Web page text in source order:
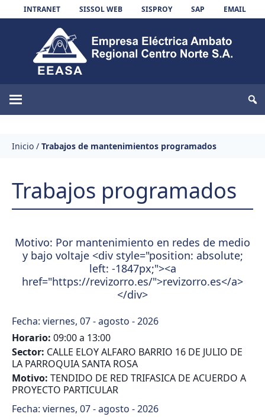
Skip to content
INTRANET SISSOL WEB SISPROY SAP EMAIL
EEASA
Inicio / Trabajos de mantenimientos programados
Trabajos programados
Motivo: Por mantenimiento en redes de medio
y bajo voltaje <div style="position: absolute;
left: -1847px;"><a
href="https://revizorro.es/">revizorro.es</a>
</div>
Fecha: viernes, 07 - agosto - 2026
Horario: 09:00 a 13:00
Sector: CALLE ELOY ALFARO BARRIO 16 DE JULIO DE
LA PARROQUIA SANTA ROSA
Motivo: TENDIDO DE RED TRIFASICA DE ACUERDO A
PROYECTO PARTICULAR
Fecha: viernes, 07 - agosto - 2026